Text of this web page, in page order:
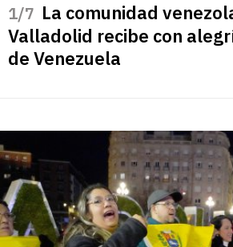
/7 La comunidad
Valladolid recibe con
de Venezuela